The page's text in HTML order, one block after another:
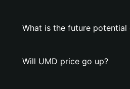
What is the future potential
Will UMD price go up?